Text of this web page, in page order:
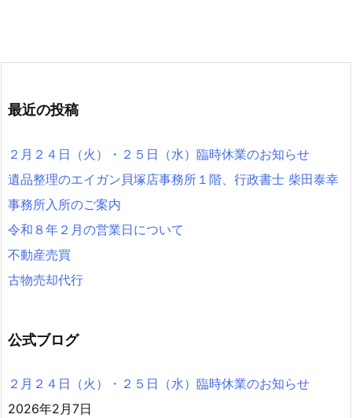
最近の投稿
２月２４日（火）・２５日（水）臨時休業のお知らせ
遺品整理のエイガン貝塚店事務所１階、行政書士 柴田泰幸
事務所入所のご案内
令和８年２月の営業日について
不動産売買
古物売却代行
公式ブログ
２月２４日（火）・２５日（水）臨時休業のお知らせ
2026年2月7日